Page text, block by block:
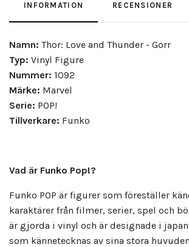
INFORMATION RECENSIONER
Namn: Thor: Love and Thunder - Gorr
Typ: Vinyl Figure
Nummer: 1092
Märke: Marvel
Serie: POP!
Tillverkare: Funko
Vad är Funko Pop!?
Funko POP är figurer som föreställer
karaktärer från filmer, serier, spel och
är gjorda i vinyl och är designade i
som kännetecknas av sina stora